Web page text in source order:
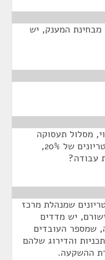
המענק, יש
מסלול תעסוקה
ומסלול השקעות, מענקים, במסגרת קריטריונים של 20%,
שמנהלת מרכז
יש מדדים
שמספר העובדים
והדירוג שלהם
ההשקעה.